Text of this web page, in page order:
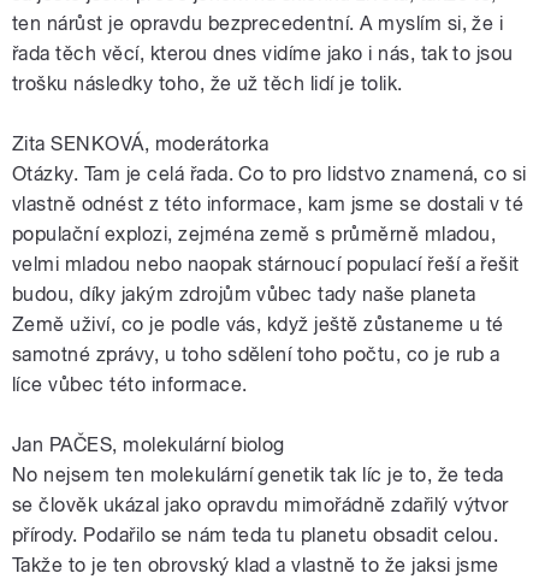
ten nárůst je opravdu bezprecedentní. A myslím si, že i
řada těch věcí, kterou dnes vidíme jako i nás, tak to jsou
trošku následky toho, že už těch lidí je tolik.
Zita SENKOVÁ, moderátorka
Otázky. Tam je celá řada. Co to pro lidstvo znamená, co si
vlastně odnést z této informace, kam jsme se dostali v té
populační explozi, zejména země s průměrně mladou,
velmi mladou nebo naopak stárnoucí populací řeší a řešit
budou, díky jakým zdrojům vůbec tady naše planeta
Země uživí, co je podle vás, když ještě zůstaneme u té
samotné zprávy, u toho sdělení toho počtu, co je rub a
líce vůbec této informace.
Jan PAČES, molekulární biolog
No nejsem ten molekulární genetik tak líc je to, že teda
se člověk ukázal jako opravdu mimořádně zdařilý výtvor
přírody. Podařilo se nám teda tu planetu obsadit celou.
Takže to je ten obrovský klad a vlastně to že jaksi jsme